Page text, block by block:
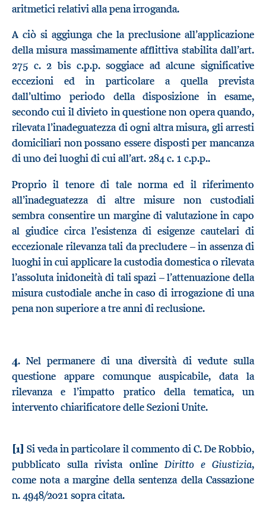
aritmetici relativi alla pena irroganda.
A ciò si aggiunga che la preclusione all’applicazione
della misura massimamente afflittiva stabilita dall’art.
275 c. 2 bis c.p.p. soggiace ad alcune significative
eccezioni ed in particolare a quella prevista
dall’ultimo periodo della disposizione in esame,
secondo cui il divieto in questione non opera quando,
rilevata l’inadeguatezza di ogni altra misura, gli arresti
domiciliari non possano essere disposti per mancanza
di uno dei luoghi di cui all’art. 284 c. 1 c.p.p..
Proprio il tenore di tale norma ed il riferimento
all’inadeguatezza di altre misure non custodiali
sembra consentire un margine di valutazione in capo
al giudice circa l’esistenza di esigenze cautelari di
eccezionale rilevanza tali da precludere – in assenza di
luoghi in cui applicare la custodia domestica o rilevata
l’assoluta inidoneità di tali spazi – l’attenuazione della
misura custodiale anche in caso di irrogazione di una
pena non superiore a tre anni di reclusione.
4. Nel permanere di una diversità di vedute sulla
questione appare comunque auspicabile, data la
rilevanza e l’impatto pratico della tematica, un
intervento chiarificatore delle Sezioni Unite.
[1] Si veda in particolare il commento di C. De Robbio,
pubblicato sulla rivista online Diritto e Giustizia,
come nota a margine della sentenza della Cassazione
n. 4948/2021 sopra citata.